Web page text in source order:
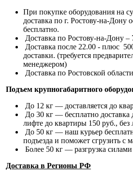
При покупке оборудования на
доставка по г. Ростову-на-Дону
бесплатно.
Доставка по Ростову-на-Дону –
Доставка после 22.00 - плюс
доставки. (требуется
менеджером)
Доставка по Ростовской
Подъем крупногабаритного
До 12 кг — доставляется до
До 30 кг — бесплатно доставка
лифте до квартиры 150 руб., без
До 50 кг — наш курьер
подъезда и поможет сгрузить с
Более 50 кг — разгрузка силами
Доставка в Регионы РФ